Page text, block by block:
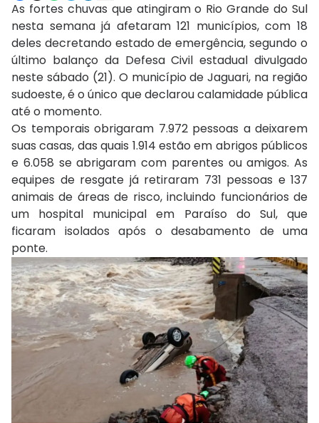
As fortes chuvas que atingiram o Rio Grande do Sul
nesta semana já afetaram 121 municípios, com 18
deles decretando estado de emergência, segundo o
último balanço da Defesa Civil estadual divulgado
neste sábado (21). O município de Jaguari, na região
sudoeste, é o único que declarou calamidade pública
até o momento.
Os temporais obrigaram 7.972 pessoas a deixarem
suas casas, das quais 1.914 estão em abrigos públicos
e 6.058 se abrigaram com parentes ou amigos. As
equipes de resgate já retiraram 731 pessoas e 137
animais de áreas de risco, incluindo funcionários de
um hospital municipal em Paraíso do Sul, que
ficaram isolados após o desabamento de uma
ponte.